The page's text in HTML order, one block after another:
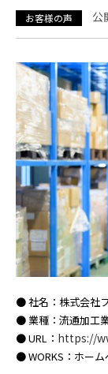
お客様の声 公
● 社名：株式会社
● 業種：流通加工
● URL： https://
● WORKS：ホー